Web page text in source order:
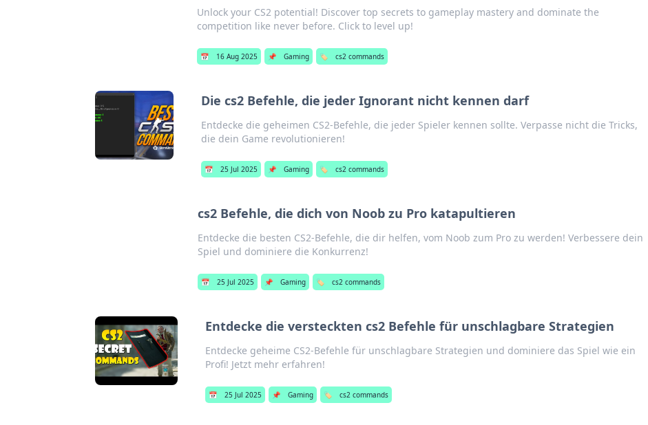
Unlock your CS2 potential! Discover top secrets to gameplay mastery and dominate the
competition like never before. Click to level up!
📅 16 Aug 2025 📌 Gaming 🏷️ cs2 commands
Die cs2 Befehle, die jeder Ignorant nicht kennen darf
Entdecke die geheimen CS2-Befehle, die jeder Spieler kennen sollte. Verpasse nicht die Tricks,
die dein Game revolutionieren!
📅 25 Jul 2025 📌 Gaming 🏷️ cs2 commands
cs2 Befehle, die dich von Noob zu Pro katapultieren
Entdecke die besten CS2-Befehle, die dir helfen, vom Noob zum Pro zu werden! Verbessere dein
Spiel und dominiere die Konkurrenz!
📅 25 Jul 2025 📌 Gaming 🏷️ cs2 commands
Entdecke die versteckten cs2 Befehle für unschlagbare Strategien
Entdecke geheime CS2-Befehle für unschlagbare Strategien und dominiere das Spiel wie ein
Profi! Jetzt mehr erfahren!
📅 25 Jul 2025 📌 Gaming 🏷️ cs2 commands